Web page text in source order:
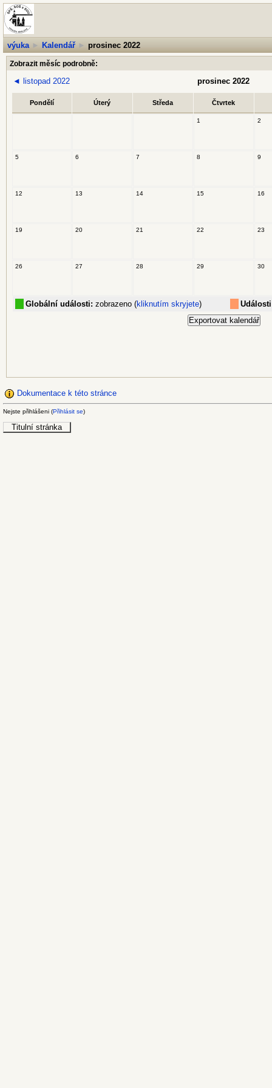
výuka ► Kalendář ► prosinec 2022
Zobrazit měsíc podrobně:
◄ listopad 2022 prosinec 2022
Pondělí Úterý Středa Čtvrtek
1 2
5 6 7 8 9
12 13 14 15 16
19 20 21 22 23
26 27 28 29 30
Globální události: zobrazeno (kliknutím skryjete)
Dokumentace k této stránce
Nejste přihlášeni (Přihlásit se)
Titulní stránka